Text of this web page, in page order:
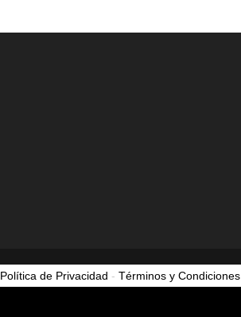
Política de Privacidad - Términos y Condiciones